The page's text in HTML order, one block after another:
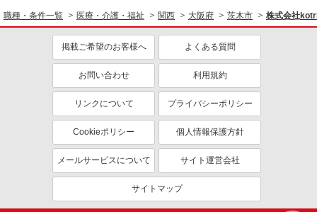
未経験歓迎
ミドル（40代～）活躍中
ボーナス・賞与あり
車通勤OK
産休・育休取得実績あり
職種・条件一覧 医療・介護・福祉 関西 大阪府 茨木市 株式会社
掲載ご希望のお客様へ よくある質問
お問い合わせ 利用規約
リンクについて プライバシーポリシー
Cookieポリシー 個人情報保護方針
メールサービスについて サイト運営会社
サイトマップ